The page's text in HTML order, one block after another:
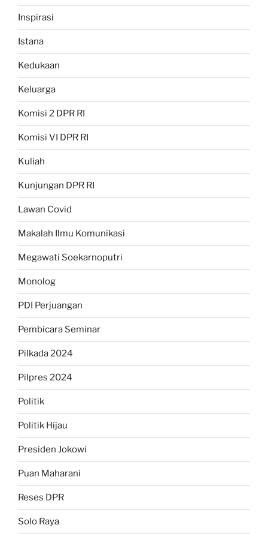
Inspirasi
Istana
Kedukaan
Keluarga
Komisi 2 DPR RI
Komisi VI DPR RI
Kuliah
Kunjungan DPR RI
Lawan Covid
Makalah Ilmu Komunikasi
Megawati Soekarnoputri
Monolog
PDI Perjuangan
Pembicara Seminar
Pilkada 2024
Pilpres 2024
Politik
Politik Hijau
Presiden Jokowi
Puan Maharani
Reses DPR
Solo Raya